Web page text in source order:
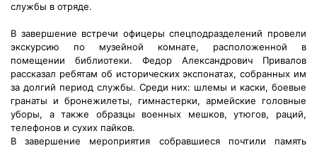
службы в отряде.
В завершение встречи офицеры спецподразделений провели
экскурсию по музейной комнате, расположенной в
помещении библиотеки. Федор Александрович Привалов
рассказал ребятам об исторических экспонатах, собранных им
за долгий период службы. Среди них: шлемы и каски, боевые
гранаты и бронежилеты, гимнастерки, армейские головные
уборы, а также образцы военных мешков, утюгов, раций,
телефонов и сухих пайков.
В завершение мероприятия собравшиеся почтили память